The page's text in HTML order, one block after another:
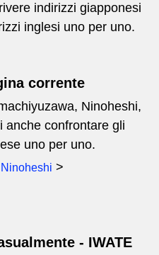
indirizzi giapponesi
inglesi uno per uno.
corrente
Ninoheshi,
anche confrontare gli
uno per uno.
Ninoheshi
- IWATE